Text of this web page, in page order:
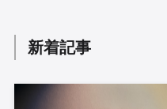
新着記事